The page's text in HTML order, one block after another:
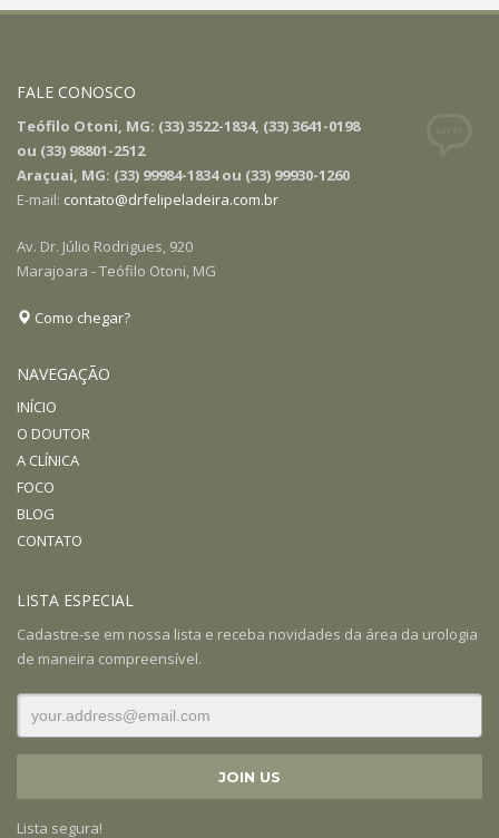
FALE CONOSCO
Teófilo Otoni, MG: (33) 3522-1834, (33) 3641-0198
ou (33) 98801-2512
Araçuai, MG: (33) 99984-1834 ou (33) 99930-1260
E-mail: contato@drfelipeladeira.com.br
Av. Dr. Júlio Rodrigues, 920
Marajoara - Teófilo Otoni, MG
Como chegar?
NAVEGAÇÃO
INÍCIO
O DOUTOR
A CLÍNICA
FOCO
BLOG
CONTATO
LISTA ESPECIAL
Cadastre-se em nossa lista e receba novidades da área da urologia
de maneira compreensível.
Lista segura!